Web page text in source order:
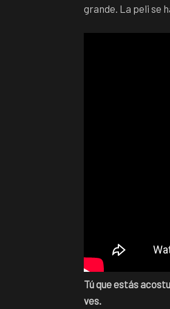
grande. La peli se
Tú que estás
ves.